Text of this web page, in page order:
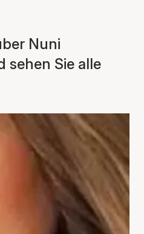
Nuni
sehen Sie alle